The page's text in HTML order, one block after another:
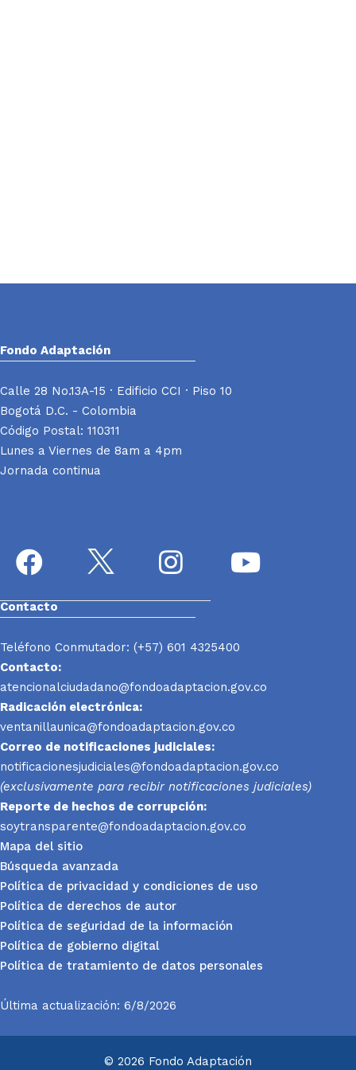
Fondo Adaptación
Calle 28 No.13A-15 · Edificio CCI · Piso 10
Bogotá D.C. - Colombia
Código Postal: 110311
Lunes a Viernes de 8am a 4pm
Jornada continua
Contacto
Teléfono Conmutador: (+57) 601 4325400
Contacto:
atencionalciudadano@fondoadaptacion.gov.co
Radicación electrónica:
ventanillaunica@fondoadaptacion.gov.co
Correo de notificaciones judiciales:
notificacionesjudiciales@fondoadaptacion.gov.co
(exclusivamente para recibir notificaciones judiciales)
Reporte de hechos de corrupción:
soytransparente@fondoadaptacion.gov.co
Mapa del sitio
Búsqueda avanzada
Política de privacidad y condiciones de uso
Política de derechos de autor
Política de seguridad de la información
Política de gobierno digital
Política de tratamiento de datos personales
Última actualización: 6/8/2026
© 2026 Fondo Adaptación